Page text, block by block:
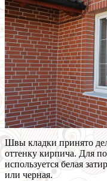
Швы кладки принято
оттенку кирпича. Для
используется белая
или черная.